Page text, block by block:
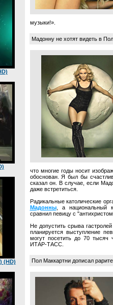
(HD)
музыки!».
Мадонну не хотят видеть в
что многие годы носит
обоснован. Я был бы
сказал он. В случае, если
даже встретиться.
Радикальные католические
Мадонны, а национальный
сравнил певицу с
Не допустить срыва
планируется выступление
могут посетить до 70 тысяч
ИТАР-ТАСС.
Пол Маккартни дописал